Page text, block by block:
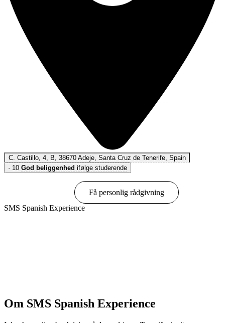
C. Castillo, 4, B, 38670 Adeje, Santa Cruz de Tenerife, Spain
· 10 God beliggenhed ifølge studerende
Få personlig rådgivning
SMS Spanish Experience
Om SMS Spanish Experience